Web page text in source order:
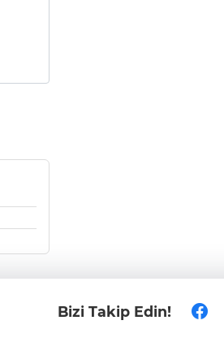
Bizi Takip Edin!